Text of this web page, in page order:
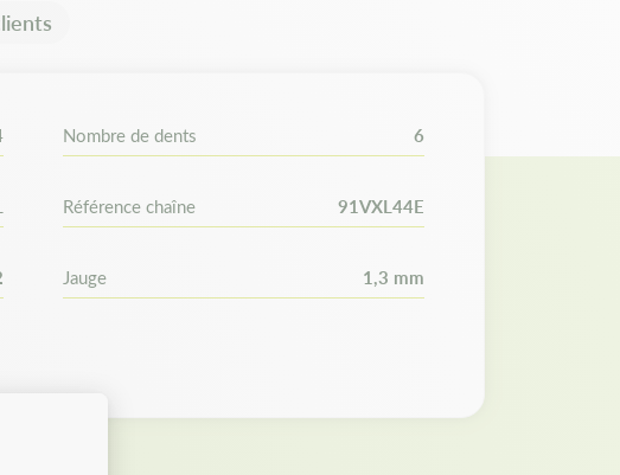
la longueur de votre guide. Avant l'achat sur notre
Nombre de dents 6
Référence chaîne 91VXL44E
Jauge 1,3 mm